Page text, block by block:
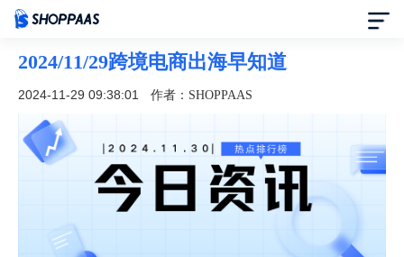
首页
定价
模板中心
2024/11/29跨境电商出海早知道
2024-11-29 09:38:01 作者：SHOPPAAS